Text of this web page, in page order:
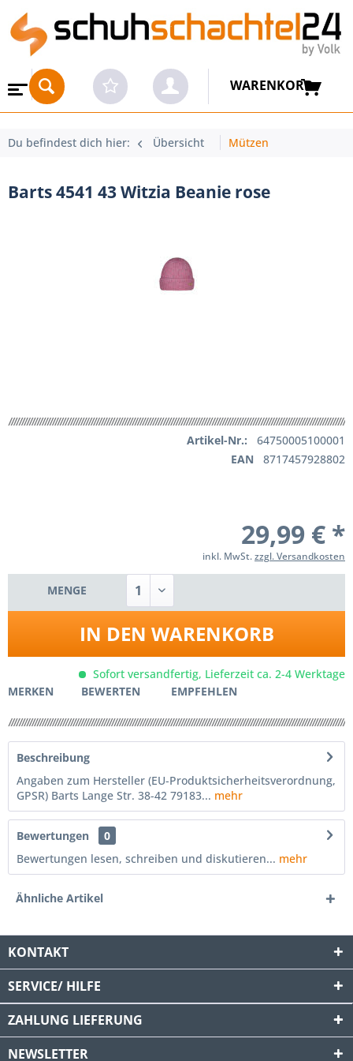
WARENKORB
Du befindest dich hier: Übersicht Mützen
Barts 4541 43 Witzia Beanie rose
Artikel-Nr.:
64750005100001
EAN
8717457928802
29,99 € *
inkl. MwSt.zzgl. Versandkosten
MENGE
IN DEN WARENKORB
Sofort versandfertig, Lieferzeit ca. 2-4 Werktage
MERKEN
BEWERTEN EMPFEHLEN
Beschreibung
Angaben zum Hersteller (EU-Produktsicherheitsverordnung,
GPSR) Barts Lange Str. 38-42 79183... mehr
Bewertungen
0
Bewertungen lesen, schreiben und diskutieren... mehr
Ähnliche Artikel
KONTAKT
SERVICE/ HILFE
ZAHLUNG LIEFERUNG
NEWSLETTER